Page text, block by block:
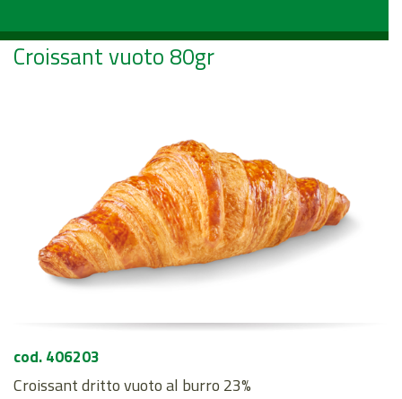
Croissant vuoto 80gr
cod. 406203
Croissant dritto vuoto al burro 23%